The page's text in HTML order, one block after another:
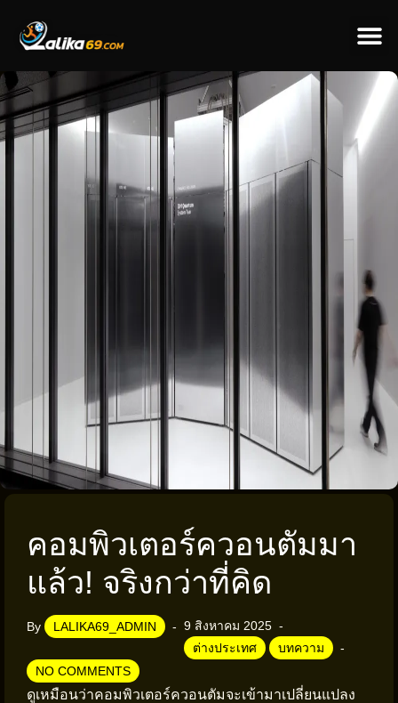
คอมพิวเตอร์ควอนตัมมา
แล้ว! จริงกว่าที่คิด
By LALIKA69_ADMIN
9 สิงหาคม 2025
ต่างประเทศ
บทความ
NO COMMENTS
ดูเหมือนว่าคอมพิวเตอร์ควอนตัมจะเข้ามาเปลี่ยนแปลง